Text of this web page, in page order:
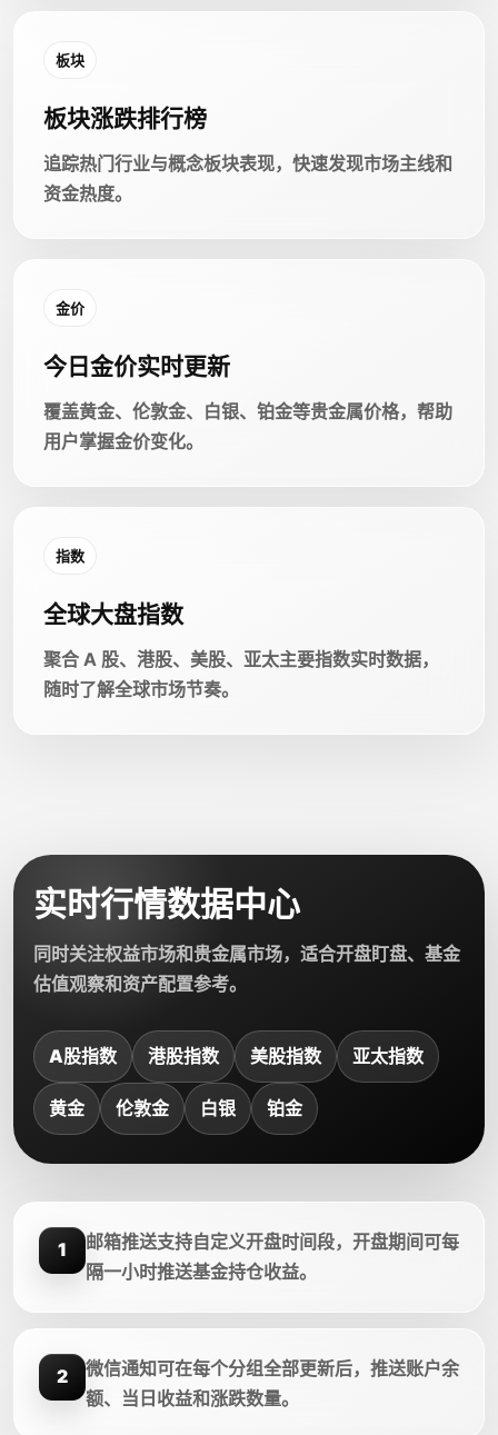
板块
板块涨跌排行榜
追踪热门行业与概念板块表现，快速发现市场主线和
资金热度。
金价
今日金价实时更新
覆盖黄金、伦敦金、白银、铂金等贵金属价格，帮助
用户掌握金价变化。
指数
全球大盘指数
聚合 A 股、港股、美股、亚太主要指数实时数据，
随时了解全球市场节奏。
实时行情数据中心
同时关注权益市场和贵金属市场，适合开盘盯盘、基金
估值观察和资产配置参考。
A股指数 港股指数 美股指数 亚太指数
黄金 伦敦金 白银 铂金
1
邮箱推送支持自定义开盘时间段，开盘期间可每
隔一小时推送基金持仓收益。
2
微信通知可在每个分组全部更新后，推送账户余
额、当日收益和涨跌数量。